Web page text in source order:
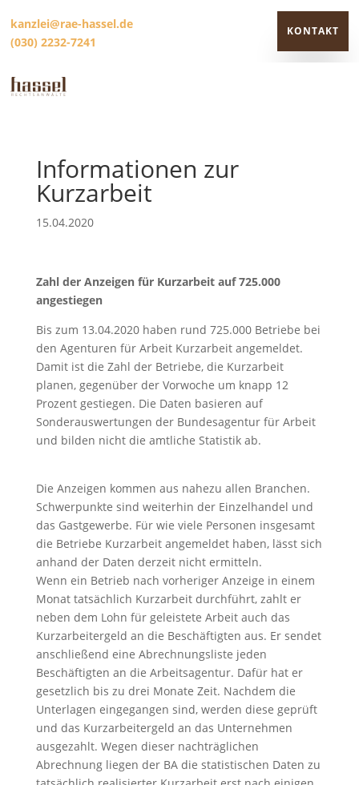
kanzlei@rae-hassel.de
(030) 2232-7241
KONTAKT
Informationen zur
Kurzarbeit
15.04.2020
Zahl der Anzeigen für Kurzarbeit auf 725.000
angestiegen
Bis zum 13.04.2020 haben rund 725.000 Betriebe bei
den Agenturen für Arbeit Kurzarbeit angemeldet.
Damit ist die Zahl der Betriebe, die Kurzarbeit
planen, gegenüber der Vorwoche um knapp 12
Prozent gestiegen. Die Daten basieren auf
Sonderauswertungen der Bundesagentur für Arbeit
und bilden nicht die amtliche Statistik ab.
Die Anzeigen kommen aus nahezu allen Branchen.
Schwerpunkte sind weiterhin der Einzelhandel und
das Gastgewerbe. Für wie viele Personen insgesamt
die Betriebe Kurzarbeit angemeldet haben, lässt sich
anhand der Daten derzeit nicht ermitteln.
Wenn ein Betrieb nach vorheriger Anzeige in einem
Monat tatsächlich Kurzarbeit durchführt, zahlt er
neben dem Lohn für geleistete Arbeit auch das
Kurzarbeitergeld an die Beschäftigten aus. Er sendet
anschließend eine Abrechnungsliste jeden
Beschäftigten an die Arbeitsagentur. Dafür hat er
gesetzlich bis zu drei Monate Zeit. Nachdem die
Unterlagen eingegangen sind, werden diese geprüft
und das Kurzarbeitergeld an das Unternehmen
ausgezahlt. Wegen dieser nachträglichen
Abrechnung liegen der BA die statistischen Daten zu